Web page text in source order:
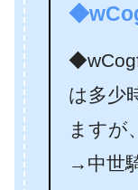
は多少
ますが
→中世